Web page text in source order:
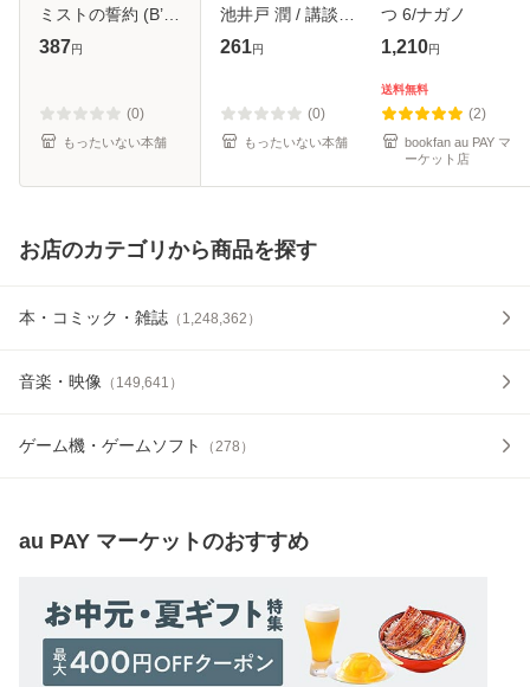
ミストの誓約 (B’s-
log文庫 く-1-04) /
庫]【メール便送料
無料】
387円
(0)
もったいない本舗
池井戸 潤 / 講談社
[文庫]【メール便送
261円
(0)
もったいない本舗
つ 6/ナガノ
1,210円
送料無料
(2)
bookfan au PAY マ
ーケット店
お店のカテゴリから商品を探す
本・コミック・雑誌 （ 1,248,362 ）
音楽・映像 （ 149,641 ）
ゲーム機・ゲームソフト （278 ）
au PAY マーケットのおすすめ